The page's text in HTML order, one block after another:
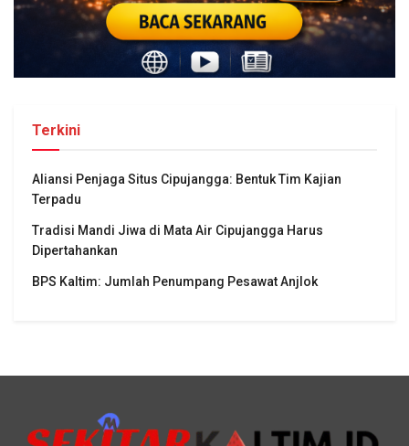
Terkini
Aliansi Penjaga Situs Cipujangga: Bentuk Tim Kajian
Terpadu
Tradisi Mandi Jiwa di Mata Air Cipujangga Harus
Dipertahankan
BPS Kaltim: Jumlah Penumpang Pesawat Anjlok